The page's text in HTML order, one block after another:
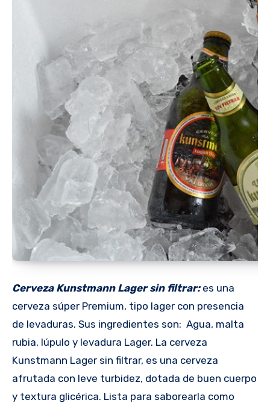
Cerveza Kunstmann Lager sin filtrar:es una
cerveza súper Premium, tipo lager con presencia
de levaduras. Sus ingredientes son: Agua, malta
rubia, lúpulo y levadura Lager. La cerveza
Kunstmann Lager sin filtrar, es una cerveza
afrutada con leve turbidez, dotada de buen cuerpo
y textura glicérica. Lista para saborearla como